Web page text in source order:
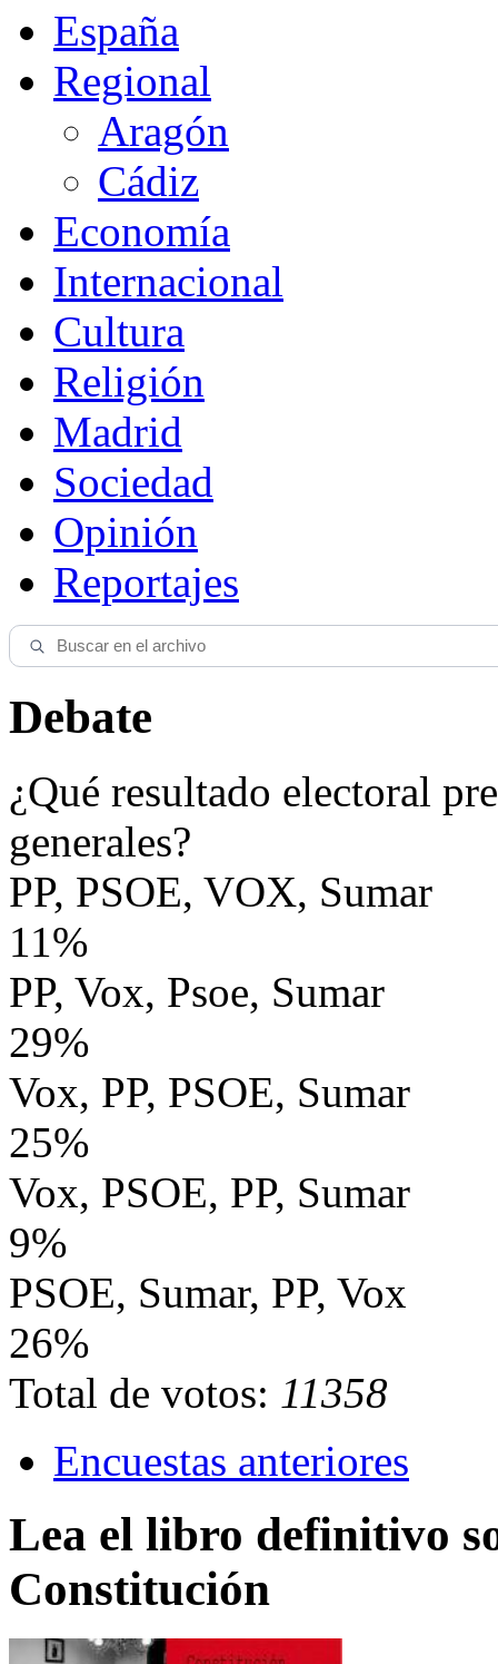
España
Regional
Aragón
Cádiz
Economía
Internacional
Cultura
Religión
Madrid
Sociedad
Opinión
Reportajes
Debate
¿Qué resultado electoral
generales?
PP, PSOE, VOX, Sumar
11%
PP, Vox, Psoe, Sumar
29%
Vox, PP, PSOE, Sumar
25%
Vox, PSOE, PP, Sumar
9%
PSOE, Sumar, PP, Vox
26%
Total de votos: 11358
Encuestas anteriores
Lea el libro definitivo
Constitución